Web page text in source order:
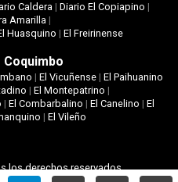
Caldera| Diario El Copiapino |
Amarilla|
Huasquino | El Freirinense
Coquimbo
| El Vicuñense| El Paihuanino
| El Montepatrino |
|El Combarbalino |El Canelino |El
| El Vileño
los derechos reservados.